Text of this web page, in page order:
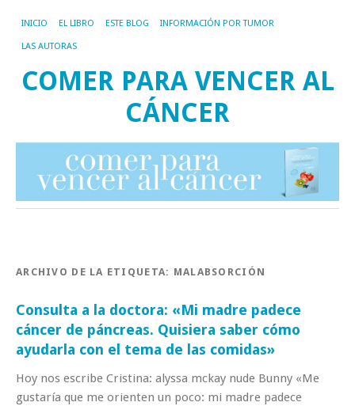
INICIO EL LIBRO ESTE BLOG INFORMACIÓN POR TUMOR
LAS AUTORAS
COMER PARA VENCER AL
CÁNCER
ARCHIVO DE LA ETIQUETA: MALABSORCIÓN
Consulta a la doctora: «Mi madre padece
cáncer de páncreas. Quisiera saber cómo
ayudarla con el tema de las comidas»
Hoy nos escribe Cristina: alyssa mckay nude Bunny «Me
gustaría que me orienten un poco: mi madre padece